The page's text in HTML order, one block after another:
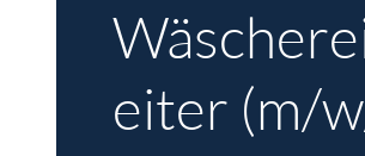
eiter (m/